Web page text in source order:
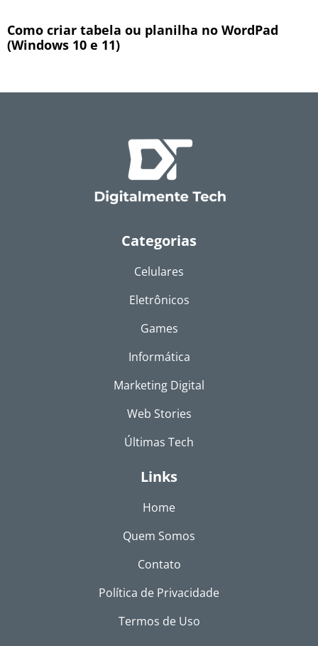
Como criar tabela ou planilha no WordPad
(Windows 10 e 11)
Categorias
Celulares
Eletrônicos
Games
Informática
Marketing Digital
Web Stories
Últimas Tech
Links
Home
Quem Somos
Contato
Política de Privacidade
Termos de Uso